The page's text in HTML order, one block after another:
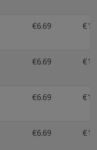
€6.69
€6.69
€6.69
€6.69